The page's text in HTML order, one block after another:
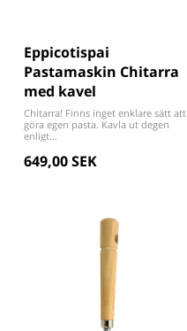
Eppicotispai
Pastamaskin Chitarra
med kavel
Chitarra! Finns inget enklare sätt att
göra egen pasta. Kavla ut degen
enligt...
649,00 SEK